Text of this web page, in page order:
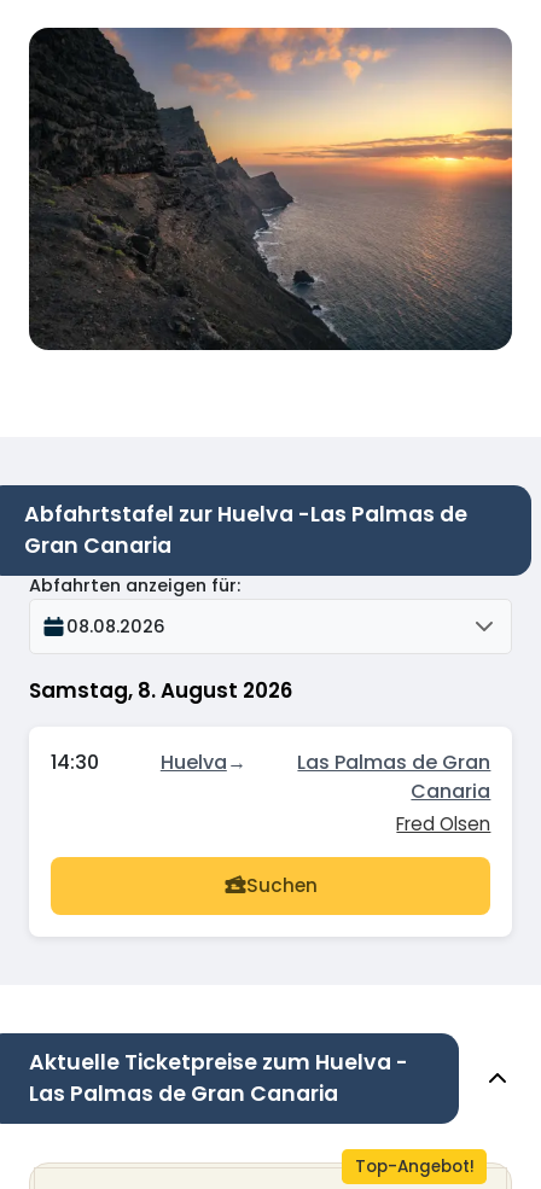
Abfahrtstafel zur Huelva -Las Palmas de
Gran Canaria
Samstag, 8. August 2026
Abfahrten anzeigen für:
08.08.2026
14:30 Huelva→
Las Palmas de Gran
Canaria
Fred Olsen
Suchen
Aktuelle Ticketpreise zum Huelva -
Las Palmas de Gran Canaria
Top-Angebot!